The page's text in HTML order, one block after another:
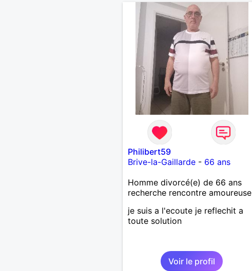
Philibert59
Brive-la-Gaillarde- 66 ans
Homme divorcé(e) de 66 ans
recherche rencontre amoureuse
je suis a l'ecoute je reflechit a
toute solution
Voir le profil